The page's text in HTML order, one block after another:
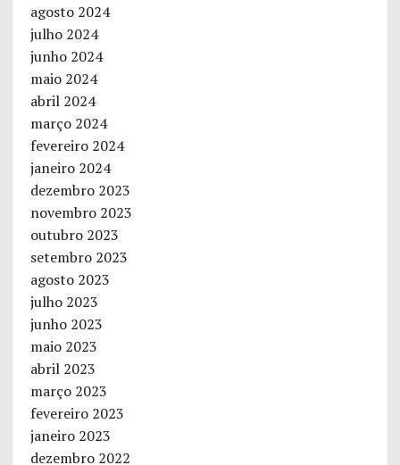
agosto 2024
julho 2024
junho 2024
maio 2024
abril 2024
março 2024
fevereiro 2024
janeiro 2024
dezembro 2023
novembro 2023
outubro 2023
setembro 2023
agosto 2023
julho 2023
junho 2023
maio 2023
abril 2023
março 2023
fevereiro 2023
janeiro 2023
dezembro 2022